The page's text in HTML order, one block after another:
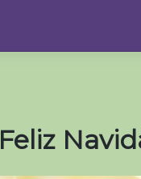
Feliz